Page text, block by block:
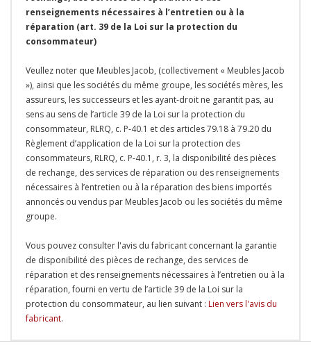
renseignements nécessaires à l’entretien ou à la
réparation (art. 39 de la Loi sur la protection du
consommateur)
Veullez noter que Meubles Jacob, (collectivement « Meubles Jacob
»), ainsi que les sociétés du même groupe, les sociétés mères, les
assureurs, les successeurs et les ayant-droit ne garantit pas, au
sens au sens de l’article 39 de la Loi sur la protection du
consommateur, RLRQ, c. P-40.1 et des articles 79.18 à 79.20 du
Règlement d’application de la Loi sur la protection des
consommateurs, RLRQ, c. P-40.1, r. 3, la disponibilité des pièces
de rechange, des services de réparation ou des renseignements
nécessaires à l’entretien ou à la réparation des biens importés
annoncés ou vendus par Meubles Jacob ou les sociétés du même
groupe.
Vous pouvez consulter l'avis du fabricant concernant la garantie
de disponibilité des pièces de rechange, des services de
réparation et des renseignements nécessaires à l’entretien ou à la
réparation, fourni en vertu de l’article 39 de la Loi sur la
protection du consommateur, au lien suivant : Lien vers l'avis du
fabricant.